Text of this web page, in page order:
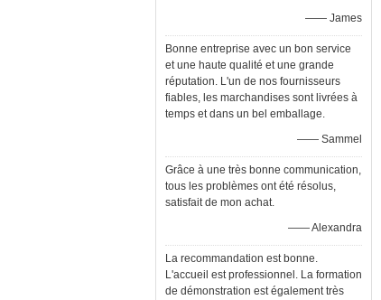
—— James
Bonne entreprise avec un bon service
et une haute qualité et une grande
réputation. L'un de nos fournisseurs
fiables, les marchandises sont livrées à
temps et dans un bel emballage.
—— Sammel
Grâce à une très bonne communication,
tous les problèmes ont été résolus,
satisfait de mon achat.
—— Alexandra
La recommandation est bonne.
L'accueil est professionnel. La formation
de démonstration est également très